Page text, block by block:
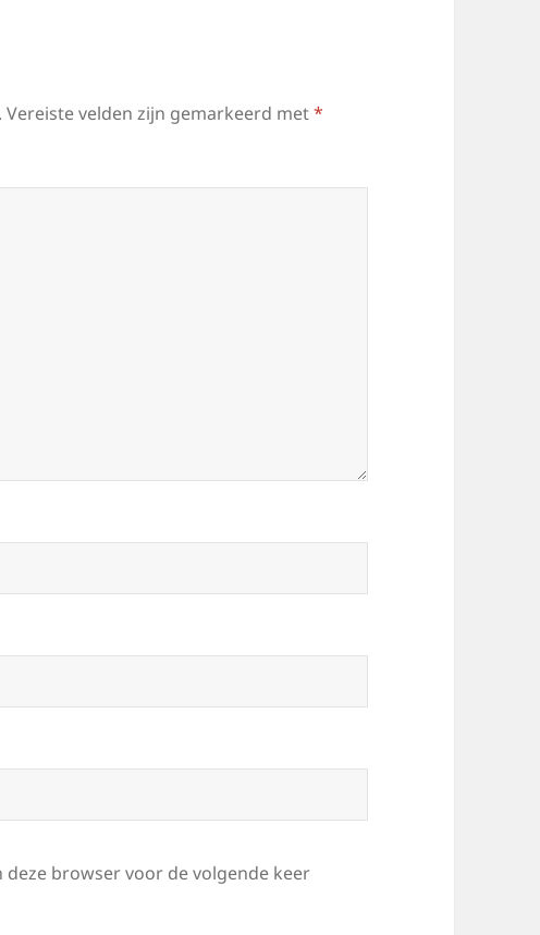
Vereiste velden zijn gemarkeerd met*
browser voor de volgende keer